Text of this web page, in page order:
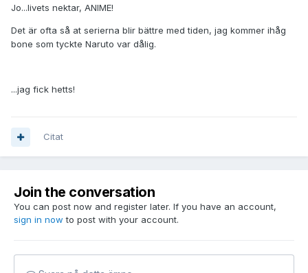
Jo...livets nektar, ANIME!
Det är ofta så at serierna blir bättre med tiden, jag kommer ihåg
bone som tyckte Naruto var dålig.
...jag fick hetts!
Citat
Join the conversation
You can post now and register later. If you have an account,
sign in now to post with your account.